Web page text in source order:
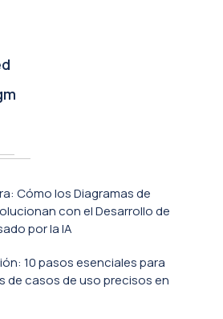
Cómo los Diagramas de
con el Desarrollo de
por la IA
10 pasos esenciales para
de casos de uso precisos en